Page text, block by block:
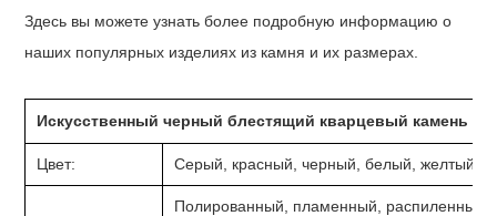
Здесь вы можете узнать более подробную информацию о
наших популярных изделиях из камня и их размерах.
Искусственный черный блестящий кварцевый камень
Цвет: Серый, красный, черный, белый, желтый,
Полированный, пламенный, распиленный,